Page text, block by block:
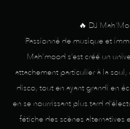
🔥 DJ
Passionné de musique et
Mah’mood s’est créé un
attachement particulier à la soul,
disco, tout en ayant grandi en
en se nourrissant plus tard
fétiche des scènes alternatives